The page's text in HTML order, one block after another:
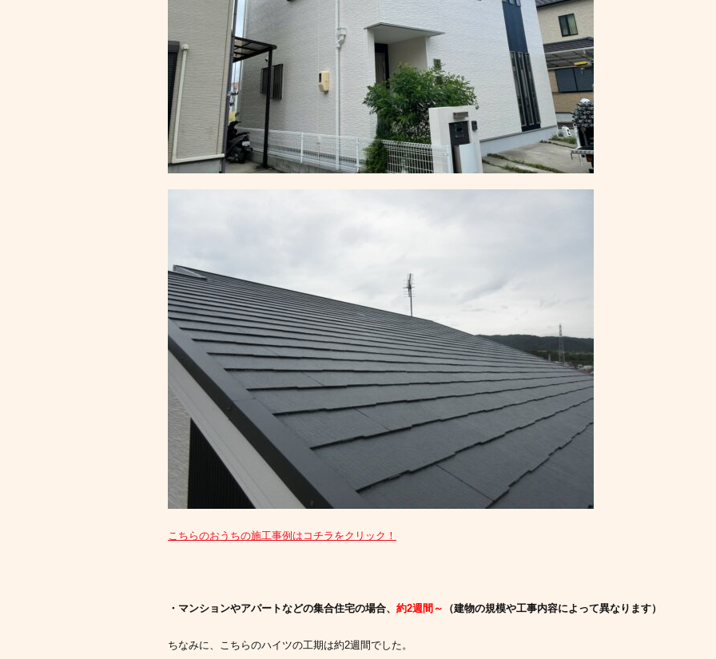
こちらのおうちの施工事例はコチラをクリック！
・マンションやアパートなどの集合住宅の場合、 約2週間～ （建物の規模や工事内容によって異なります）
ちなみに、こちらのハイツの工期は約2週間でした。